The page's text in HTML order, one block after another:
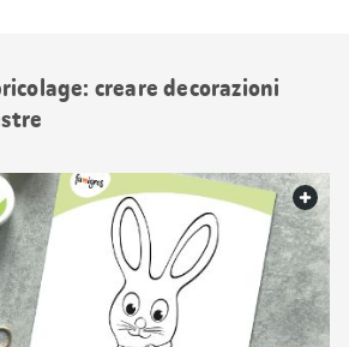
creare decorazioni